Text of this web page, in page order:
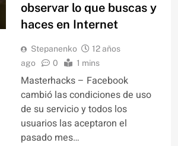
observar lo que buscas y
haces en Internet
Stepanenko
12 años
ago
0 1 mins
Masterhacks – Facebook
cambió las condiciones de uso
de su servicio y todos los
usuarios las aceptaron el
pasado mes…